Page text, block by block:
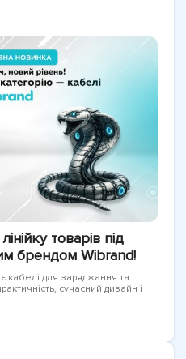
товарів під
брендом Wibrand!
кабелі для заряджання та
сучасний дизайн і